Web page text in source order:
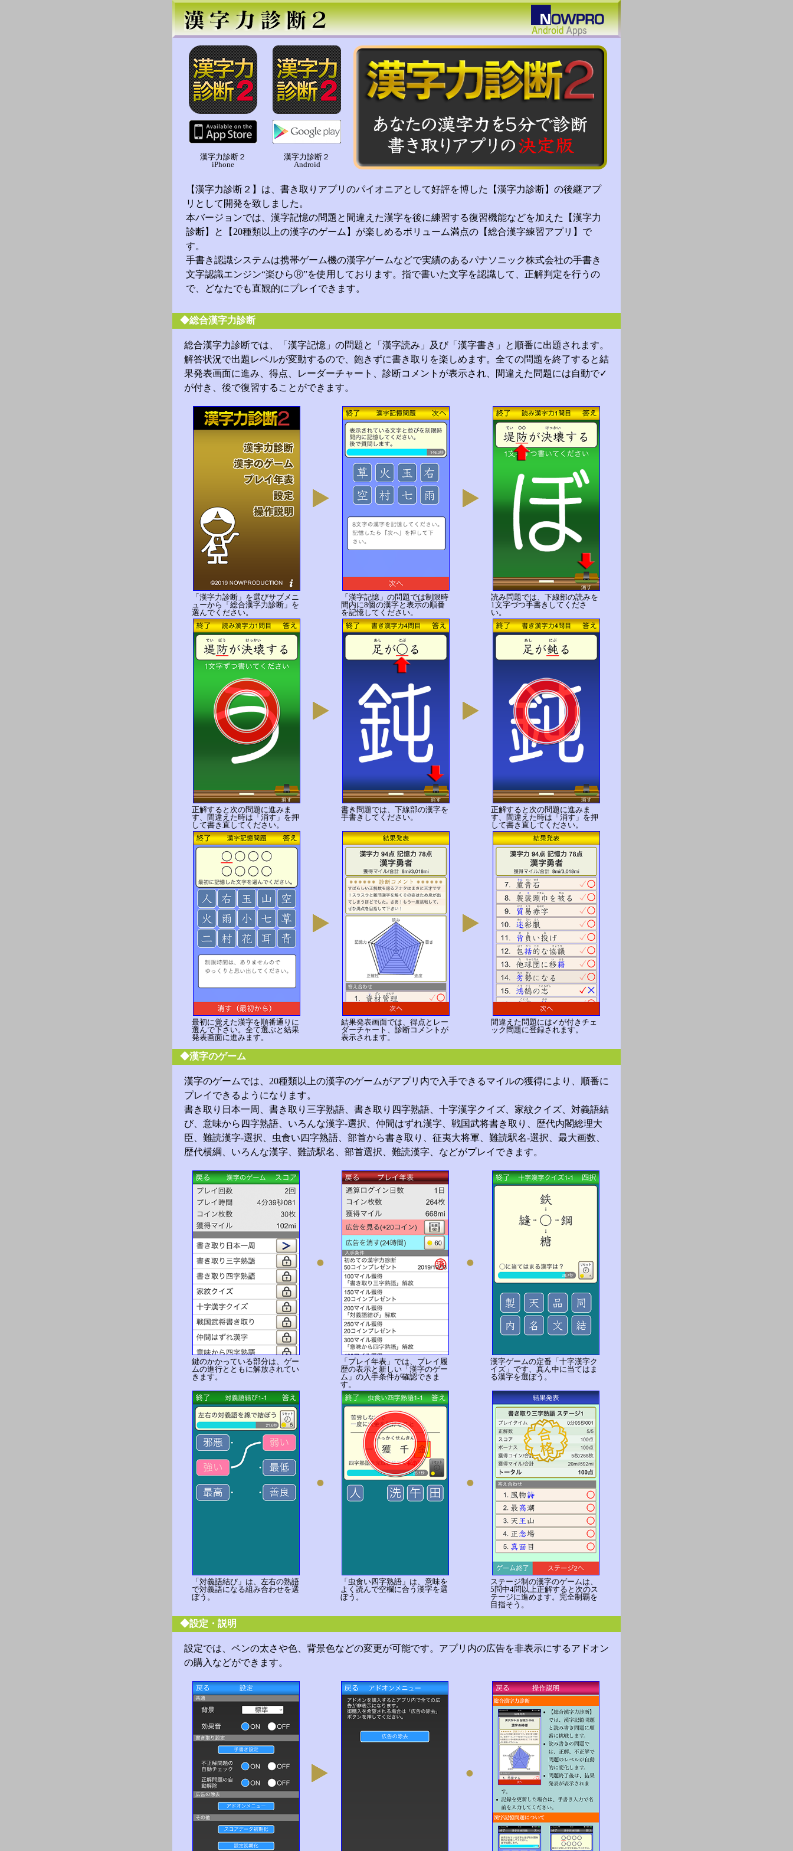
漢字力診断２
iPhone
漢字力診断２
Android
【漢字力診断２】は、書き取りアプリのパイオニアとして好評を博した【漢字力診断】の後継アプ
リとして開発を致しました。
本バージョンでは、漢字記憶の問題と間違えた漢字を後に練習する復習機能などを加えた【漢字力
診断】と【20種類以上の漢字のゲーム】が楽しめるボリューム満点の【総合漢字練習アプリ】で
す。
手書き認識システムは携帯ゲーム機の漢字ゲームなどで実績のあるパナソニック株式会社の手書き
文字認識エンジン“楽ひらⓇ”を使用しております。指で書いた文字を認識して、正解判定を行うの
で、どなたでも直観的にプレイできます。
◆総合漢字力診断
総合漢字力診断では、「漢字記憶」の問題と「漢字読み」及び「漢字書き」と順番に出題されます。
解答状況で出題レベルが変動するので、飽きずに書き取りを楽しめます。全ての問題を終了すると結
果発表画面に進み、得点、レーダーチャート、診断コメントが表示され、間違えた問題には自動で✓
が付き、後で復習することができます。
「漢字力診断」を選びサブメニ
ューから「総合漢字力診断」を
選んでください。
「漢字記憶」の問題では制限時
間内に8個の漢字と表示の順番
を記憶してください。
読み問題では、下線部の読みを
1文字づつ手書きしてくださ
い。
正解すると次の問題に進みま
す、間違えた時は「消す」を押
して書き直してください。
書き問題では、下線部の漢字を
手書きしてください。
正解すると次の問題に進みま
す、間違えた時は「消す」を押
して書き直してください。
最初に覚えた漢字を順番通りに
選んで下さい。全て選ぶと結果
発表画面に進みます。
結果発表画面では、得点とレー
ダーチャート、診断コメントが
表示されます。
間違えた問題には✓が付きチェ
ック問題に登録されます。
◆漢字のゲーム
漢字のゲームでは、20種類以上の漢字のゲームがアプリ内で入手できるマイルの獲得により、順番に
プレイできるようになります。
書き取り日本一周、書き取り三字熟語、書き取り四字熟語、十字漢字クイズ、家紋クイズ、対義語結
び、意味から四字熟語、いろんな漢字-選択、仲間はずれ漢字、戦国武将書き取り、歴代内閣総理大
臣、難読漢字-選択、虫食い四字熟語、部首から書き取り、征夷大将軍、難読駅名-選択、最大画数、
歴代横綱、いろんな漢字、難読駅名、部首選択、難読漢字、などがプレイできます。
鍵のかかっている部分は、ゲー
ムの進行とともに解放されてい
きます。
「プレイ年表」では、プレイ履
歴の表示と新しい「漢字のゲー
ム」の入手条件が確認できま
す。
漢字ゲームの定番「十字漢字ク
イズ」です、真ん中に当てはま
る漢字を選ぼう。
「対義語結び」は、左右の熟語
で対義語になる組み合わせを選
ぼう。
「虫食い四字熟語」は、意味を
よく読んで空欄に合う漢字を選
ぼう。
ステージ制の漢字のゲームは、
5問中4問以上正解すると次のス
テージに進めます。完全制覇を
目指そう。
◆設定・説明
設定では、ペンの太さや色、背景色などの変更が可能です。アプリ内の広告を非表示にするアドオン
の購入などができます。